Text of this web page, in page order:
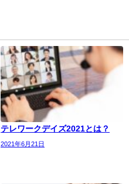
テレワークデイズ2021とは？
2021年6月21日